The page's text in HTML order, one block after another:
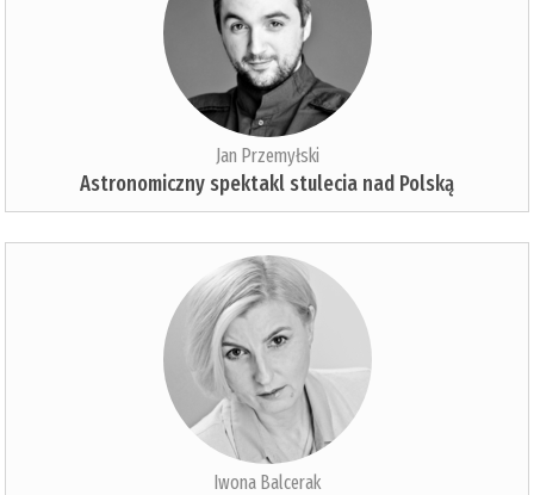
Jan Przemyłski
Astronomiczny spektakl stulecia nad Polską
Iwona Balcerak